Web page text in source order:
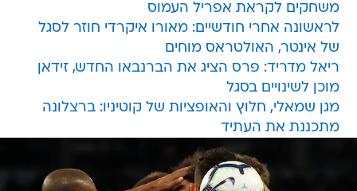
משחקים לקראת אפריל העמוס
לראשונה אחרי חודשיים: מאורו איקרדי חוזר לסגל
של אינטר, האולטראס מוחים
ריאל מדריד: פרס הציג את הברנבאו החדש, זידאן
מוכן לשינויים בסגל
מגן שמאלי, חלוץ והאופציות של קוטיניו: ברצלונה
מתכננת את העתיד